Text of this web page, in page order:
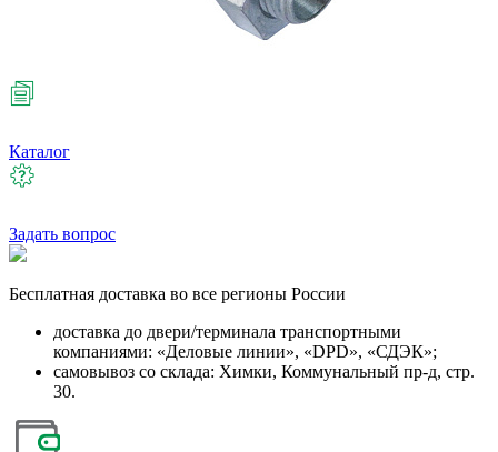
Каталог
Задать вопрос
Бесплатная доставка во все регионы России
доставка до двери/терминала транспортными
компаниями: «Деловые линии», «DPD», «СДЭК»;
самовывоз со склада: Химки, Коммунальный пр-д, стр.
30.